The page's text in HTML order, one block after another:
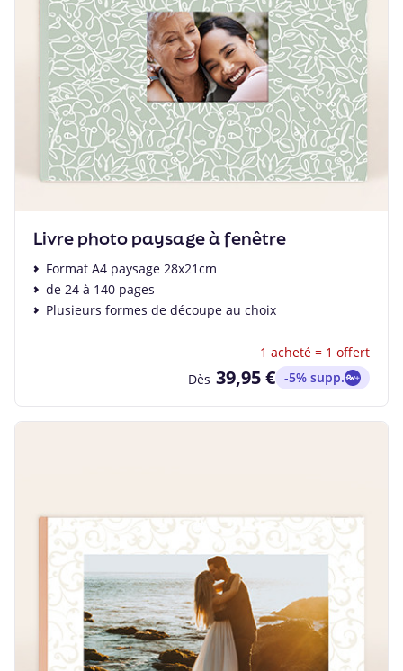
Livre photo paysage à fenêtre
Format A4 paysage 28x21cm
de 24 à 140 pages
Plusieurs formes de découpe au choix
1 acheté = 1 offert
Dès 39,95 € -5% supp.